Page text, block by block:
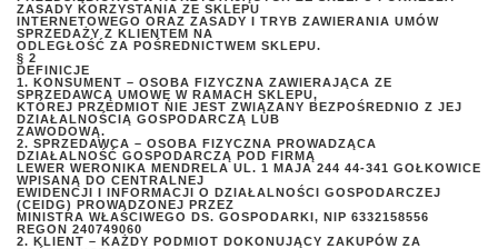
ZASADY KORZYSTANIA ZE SKLEPU
INTERNETOWEGO ORAZ ZASADY I TRYB ZAWIERANIA UMÓW
SPRZEDAŻY Z KLIENTEM NA
ODLEGŁOŚĆ ZA POŚREDNICTWEM SKLEPU.
§ 2
DEFINICJE
1. KONSUMENT – OSOBA FIZYCZNA ZAWIERAJĄCA ZE
SPRZEDAWCĄ UMOWĘ W RAMACH SKLEPU,
KTÓREJ PRZEDMIOT NIE JEST ZWIĄZANY BEZPOŚREDNIO Z JEJ
DZIAŁALNOŚCIĄ GOSPODARCZĄ LUB
ZAWODOWĄ.
2. SPRZEDAWCA – OSOBA FIZYCZNA PROWADZĄCA
DZIAŁALNOŚĆ GOSPODARCZĄ POD FIRMĄ
LEWER WERONIKA MENDRELA UL. 1 MAJA 244 44-341 GOŁKOWICE
WPISANĄ DO CENTRALNEJ
EWIDENCJI I INFORMACJI O DZIAŁALNOŚCI GOSPODARCZEJ
(CEIDG) PROWADZONEJ PRZEZ
MINISTRA WŁAŚCIWEGO DS. GOSPODARKI, NIP 6332158556
REGON 240749060
2. KLIENT – KAŻDY PODMIOT DOKONUJĄCY ZAKUPÓW ZA